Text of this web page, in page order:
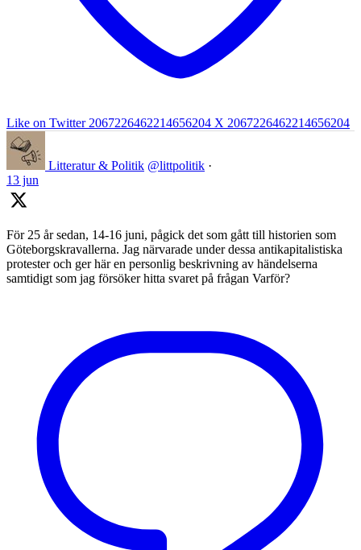
Like on Twitter 2067226462214656204 X 2067226462214656204
Litteratur & Politik @littpolitik ·
13 jun
För 25 år sedan, 14-16 juni, pågick det som gått till historien som
Göteborgskravallerna. Jag närvarade under dessa antikapitalistiska
protester och ger här en personlig beskrivning av händelserna
samtidigt som jag försöker hitta svaret på frågan Varför?